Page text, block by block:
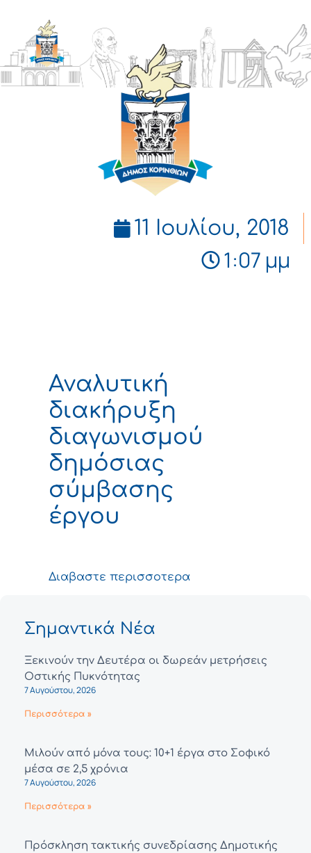
ΔΗΜΟΣ
ΚΟΡΙΝΘΙΩΝ
11 Ιουλίου, 2018
1:07 μμ
Αναλυτική
διακήρυξη
διαγωνισμού
δημόσιας
σύμβασης
έργου
Διαβαστε περισσοτερα
Σημαντικά Νέα
Ξεκινούν την Δευτέρα οι δωρεάν μετρήσεις
Οστικής Πυκνότητας
7 Αυγούστου, 2026
Περισσότερα »
Μιλούν από μόνα τους: 10+1 έργα στο Σοφικό
μέσα σε 2,5 χρόνια
7 Αυγούστου, 2026
Περισσότερα »
Πρόσκληση τακτικής συνεδρίασης Δημοτικής